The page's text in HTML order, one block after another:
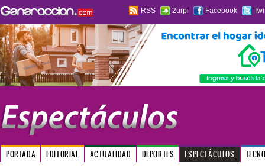
RSS 2urpi Facebook
PORTADA EDITORIAL ACTUALIDAD DEPORTES ESPECTÁCULOS